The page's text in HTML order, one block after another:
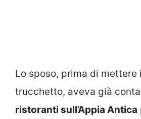
Lo sposo, prima di mettere
trucchetto, aveva già
ristoranti sull’Appia Antica